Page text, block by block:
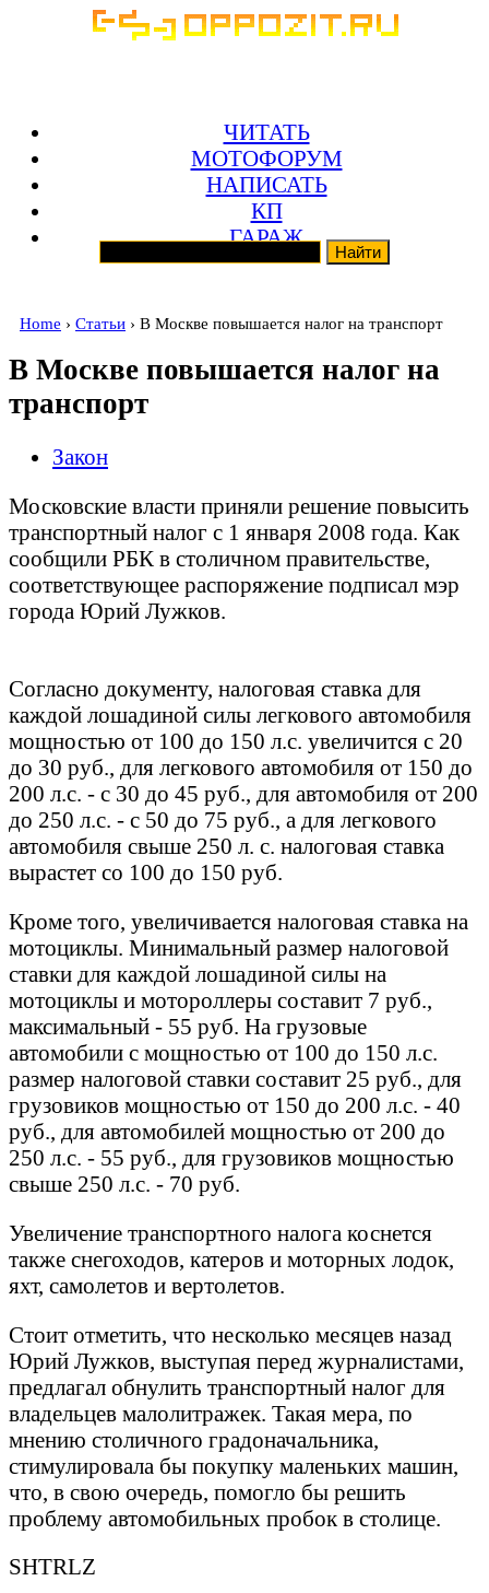
ЧИТАТЬ
МОТОФОРУМ
НАПИСАТЬ
КП
ГАРАЖ
Home › Статьи › В Москве повышается налог на транспорт
В Москве повышается налог на
транспорт
Закон
Московские власти приняли решение повысить
транспортный налог с 1 января 2008 года. Как
сообщили РБК в столичном правительстве,
соответствующее распоряжение подписал мэр
города Юрий Лужков.
Согласно документу, налоговая ставка для
каждой лошадиной силы легкового автомобиля
мощностью от 100 до 150 л.с. увеличится с 20
до 30 руб., для легкового автомобиля от 150 до
200 л.с. - с 30 до 45 руб., для автомобиля от 200
до 250 л.с. - с 50 до 75 руб., а для легкового
автомобиля свыше 250 л. с. налоговая ставка
вырастет со 100 до 150 руб.
Кроме того, увеличивается налоговая ставка на
мотоциклы. Минимальный размер налоговой
ставки для каждой лошадиной силы на
мотоциклы и мотороллеры составит 7 руб.,
максимальный - 55 руб. На грузовые
автомобили с мощностью от 100 до 150 л.с.
размер налоговой ставки составит 25 руб., для
грузовиков мощностью от 150 до 200 л.с. - 40
руб., для автомобилей мощностью от 200 до
250 л.с. - 55 руб., для грузовиков мощностью
свыше 250 л.с. - 70 руб.
Увеличение транспортного налога коснется
также снегоходов, катеров и моторных лодок,
яхт, самолетов и вертолетов.
Стоит отметить, что несколько месяцев назад
Юрий Лужков, выступая перед журналистами,
предлагал обнулить транспортный налог для
владельцев малолитражек. Такая мера, по
мнению столичного градоначальника,
стимулировала бы покупку маленьких машин,
что, в свою очередь, помогло бы решить
проблему автомобильных пробок в столице.
SHTRLZ